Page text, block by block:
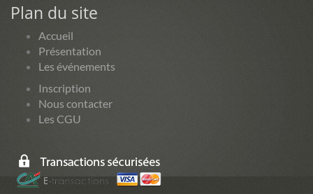
Plan du site
Accueil
Présentation
Les événements
Inscription
Nous contacter
Les CGU